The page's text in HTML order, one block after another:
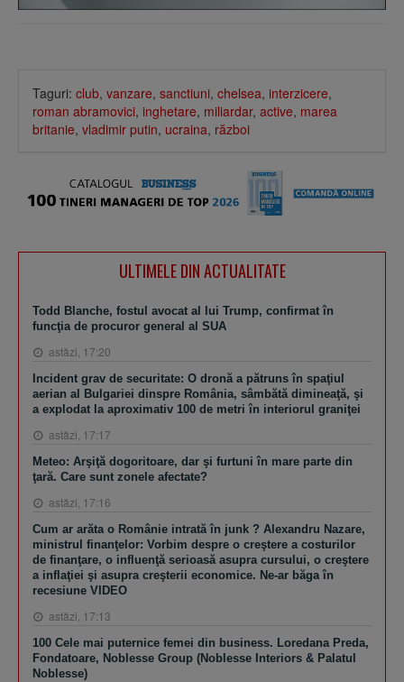
Taguri: club, vanzare, sanctiuni, chelsea, interzicere,
roman abramovici, inghetare, miliardar, active, marea
britanie, vladimir putin, ucraina, război
ULTIMELE DIN ACTUALITATE
Todd Blanche, fostul avocat al lui Trump, confirmat în
funcţia de procuror general al SUA
astăzi, 17:20
Incident grav de securitate: O dronă a pătruns în spaţiul
aerian al Bulgariei dinspre România, sâmbătă dimineaţă, şi
a explodat la aproximativ 100 de metri în interiorul graniţei
astăzi, 17:17
Meteo: Arşiţă dogoritoare, dar şi furtuni în mare parte din
ţară. Care sunt zonele afectate?
astăzi, 17:16
Cum ar arăta o Românie intrată în junk ? Alexandru Nazare,
ministrul finanţelor: Vorbim despre o creştere a costurilor
de finanţare, o influenţă serioasă asupra cursului, o creştere
a inflaţiei şi asupra creşterii economice. Ne-ar băga în
recesiune VIDEO
astăzi, 17:13
100 Cele mai puternice femei din business. Loredana Preda,
Fondatoare, Noblesse Group (Noblesse Interiors & Palatul
Noblesse)